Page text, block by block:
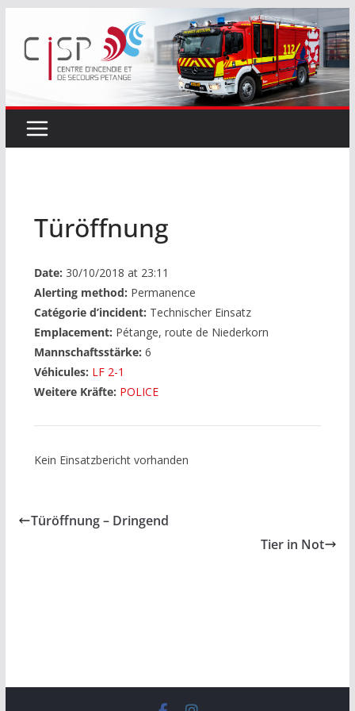
contenu
Türöffnung
Date: 30/10/2018 at 23:11
Alerting method: Permanence
Catégorie d’incident: Technischer Einsatz
Emplacement: Pétange, route de Niederkorn
Mannschaftsstärke: 6
Véhicules: LF 2-1
Weitere Kräfte: POLICE
Kein Einsatzbericht vorhanden
Türöffnung – Dringend
Tier in Not